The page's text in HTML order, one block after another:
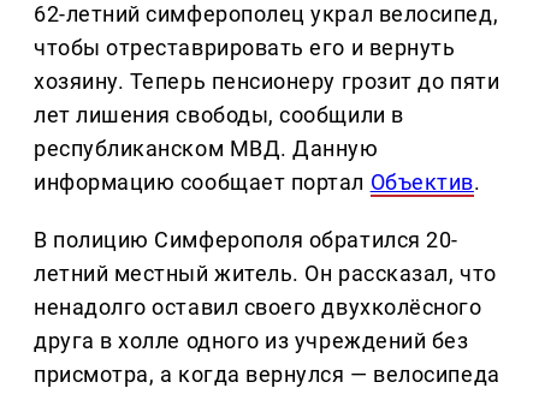
62-летний симферополец украл велосипед,
чтобы отреставрировать его и вернуть
хозяину. Теперь пенсионеру грозит до пяти
лет лишения свободы, сообщили в
республиканском МВД. Данную
информацию сообщает портал Объектив.
В полицию Симферополя обратился 20-
летний местный житель. Он рассказал, что
ненадолго оставил своего двухколёсного
друга в холле одного из учреждений без
присмотра, а когда вернулся — велосипеда